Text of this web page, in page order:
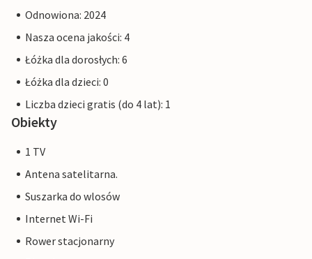
Odnowiona: 2024
Nasza ocena jakości: 4
Łóżka dla dorosłych: 6
Łóżka dla dzieci: 0
Liczba dzieci gratis (do 4 lat): 1
Obiekty
1 TV
Antena satelitarna.
Suszarka do wlosów
Internet Wi-Fi
Rower stacjonarny